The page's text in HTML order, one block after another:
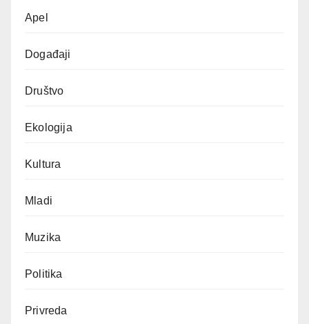
Apel
Događaji
Društvo
Ekologija
Kultura
Mladi
Muzika
Politika
Privreda